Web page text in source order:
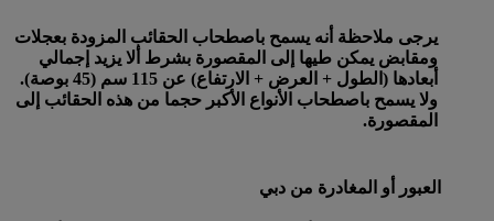
يرجى ملاحظة أنه يسمح باصطحاب الحقائب المزودة بعجلات
ومقابض يمكن طيها إلى المقصورة بشرط ألا يزيد إجمالي
أبعادها (الطول + العرض + الارتفاع) عن 115 سم (45 بوصة).
ولا يسمح باصطحاب الأنواع الأكبر حجما من هذه الحقائب إلى
المقصورة.
العبور أو المغادرة من دبي